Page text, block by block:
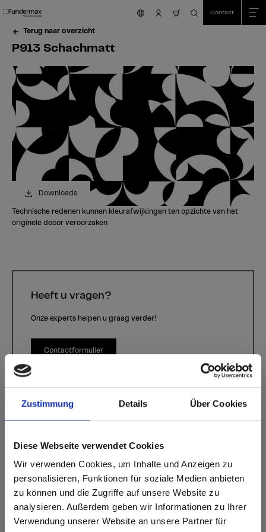
Zustimmung Details Über Cookies
Diese Webseite verwendet Cookies
Wir verwenden Cookies, um Inhalte und Anzeigen zu
personalisieren, Funktionen für soziale Medien anbieten
zu können und die Zugriffe auf unsere Website zu
analysieren. Außerdem geben wir Informationen zu Ihrer
Verwendung unserer Website an unsere Partner für
sr.skip-to.main-content
sr.skip-to.table-of-contents
sr.skip-to.main-navigation
nav.cart.item.count
Contact
Terug naar overzicht
P913 Schachmatt
Downloads
Technische redenen kunnen kleurafwijkingen ten opzichte van het
originele decor veroorzaken
Heeft u vragen?
Onze experts helpen u graag verder!
Contactformulier
Schachmatt
Kleur P913 Schachmatt | Houtsoort: -
optimaliseren en snijden.